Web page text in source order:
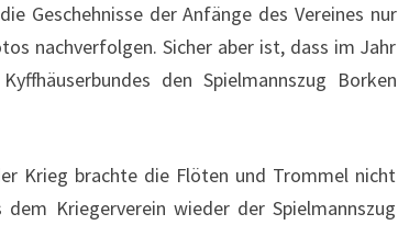
Geschehnisse der Anfänge des Vereines nur
nachverfolgen. Sicher aber ist, dass im Jahr
den Spielmannszug Borken
Krieg brachte die Flöten und Trommel nicht
Kriegerverein wieder der Spielmannszug